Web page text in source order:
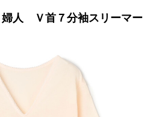
人 Ｖ首７分袖スリーマー